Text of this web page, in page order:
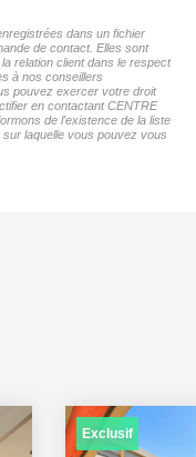
dans un fichier
de contact. Elles sont
relation client dans le respect
à nos conseillers
pouvez exercer votre droit
en contactant CENTRE
de l'existence de la liste
laquelle vous pouvez vous
Exclusif